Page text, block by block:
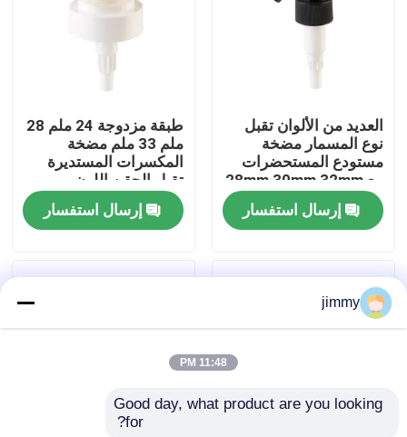
أشرطة فيديو
جولة في المعمل
رقابة جودة
أخبار
العديد من الألوان تقبل
نوع المسمار مضخة
مستودع المستحضرات
مع 28mm 30mm 32mm
38mm
إرسال استفسار
طبقة مزدوجة 24 ملم 28
ملم 33 ملم مضخة
المكسرات المستديرة
تقبل الحقن اللون
مخصص
إرسال استفسار
jimmy
11:48 PM
Good day, what product are you looking
for?